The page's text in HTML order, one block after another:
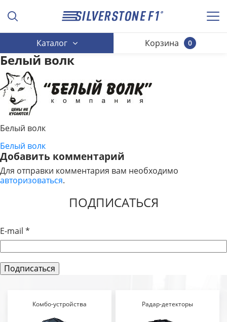
Каталог 0
Корзина
Белый волк
Белый волк
НАВИГАЦИЯ
ПО
ЗАПИСЯМ
Белый волк
Добавить комментарий
Для отправки комментария вам необходимо
авторизоваться.
ПОДПИСАТЬСЯ
E-mail *
Комбо-устройства Радар-детекторы